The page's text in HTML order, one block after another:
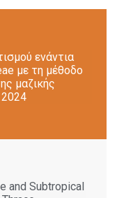
ενάντια
με τη μέθοδο
μαζικής
2024
and Subtropical